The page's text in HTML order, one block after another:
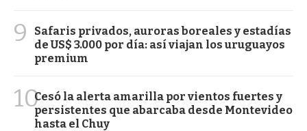
9
Safaris privados, auroras boreales y estadías
de US$ 3.000 por día: así viajan los uruguayos
premium
10Cesó la alerta amarilla por vientos fuertes y
persistentes que abarcaba desde Montevideo
hasta el Chuy